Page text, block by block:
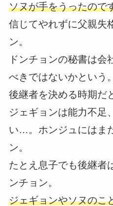
ソヌが手をうったので
信じてやれずに父親失
ン。
ドンチョンの秘書は会
べきではないかという。
後継者を決める時期だ
ジェギョンは能力不足
い…。ホンジュにはま
ン。
たとえ息子でも後継者
ンチョン。
ジェギョンやソヌのこ